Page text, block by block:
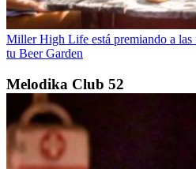
Miller High Life está premiando a las
tu Beer Garden
Melodika Club 52